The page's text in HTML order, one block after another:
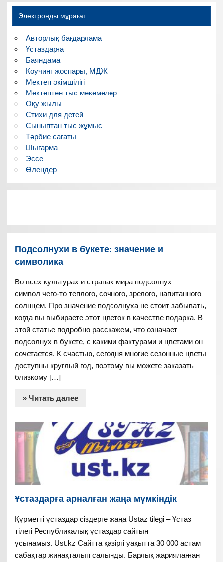
Электронды мұрағат
Авторлық бағдарлама
Ұстаздарға
Баяндама
Коучинг жоспары, МДЖ
Мектеп әкімшілігі
Мектептен тыс мекемелер
Оқу жылы
Стихи для детей
Сыныптан тыс жұмыс
Тәрбие сағаты
Шығарма
Эссе
Өлеңдер
Подсолнухи в букете: значение и
символика
Во всех культурах и странах мира подсолнух —
символ чего-то теплого, сочного, зрелого, напитанного
солнцем. Про значение подсолнуха не стоит забывать,
когда вы выбираете этот цветок в качестве подарка. В
этой статье подробно расскажем, что означает
подсолнух в букете, с какими фактурами и цветами он
сочетается. К счастью, сегодня многие сезонные цветы
доступны круглый год, поэтому вы можете заказать
близкому […]
» Читать далее
Ұстаздарға арналған жаңа мүмкіндік
Құрметті ұстаздар сіздерге жаңа Ustaz tilegi – Ұстаз
тілегі Республикалық ұстаздар сайтын
ұсынамыз. Ust.kz Сайтта қазіргі уақытта 30 000 астам
сабақтар жинақталып салынды. Барлық жарияланған